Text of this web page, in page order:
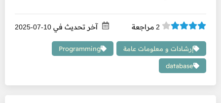
2 مراجعة آخر تحديث في 10-07-2025
إرشادات و معلومات عامة Programming
database